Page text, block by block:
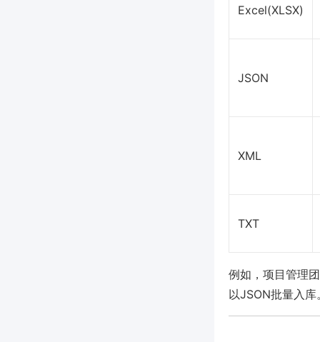
Excel(XLSX)
JSON
XML
TXT
例如，项目管理
以JSON批量入库